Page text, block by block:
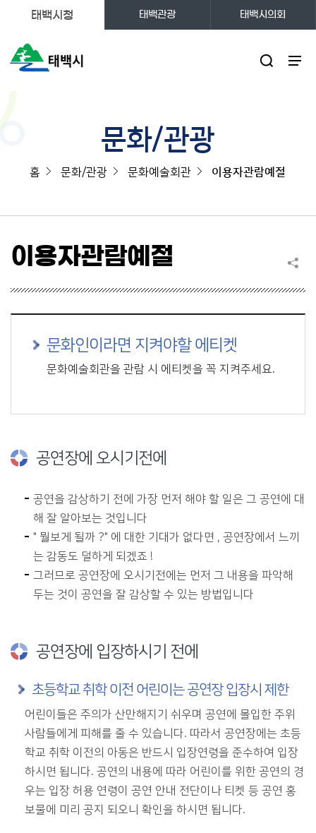
태백시청 태백관광 태백시의회
문화/관광
홈 문화/관광 문화예술회관 이용자관람예절
이용자관람예절
문화인이라면 지켜야할 에티켓
문화예술회관을 관람 시 에티켓을 꼭 지켜주세요.
공연장에 오시기전에
공연을 감상하기 전에 가장 먼저 해야 할 일은 그 공연에 대
해 잘 알아보는 것입니다
" 뭘보게 될까 ?" 에 대한 기대가 없다면 , 공연장에서 느끼
는 감동도 덜하게 되겠죠 !
그러므로 공연장에 오시기전에는 먼저 그 내용을 파악해
두는 것이 공연을 잘 감상할 수 있는 방법입니다
공연장에 입장하시기 전에
초등학교 취학 이전 어린이는 공연장 입장시 제한
어린이들은 주의가 산만해지기 쉬우며 공연에 몰입한 주위
사람들에게 피해를 줄 수 있습니다. 따라서 공연장에는 초등
학교 취학 이전의 아동은 반드시 입장연령을 준수하여 입장
하시면 됩니다. 공연의 내용에 따라 어린이를 위한 공연의 경
우는 입장 허용 연령이 공연 안내 전단이나 티켓 등 공연 홍
보물에 미리 공지 되오니 확인을 하시면 됩니다.